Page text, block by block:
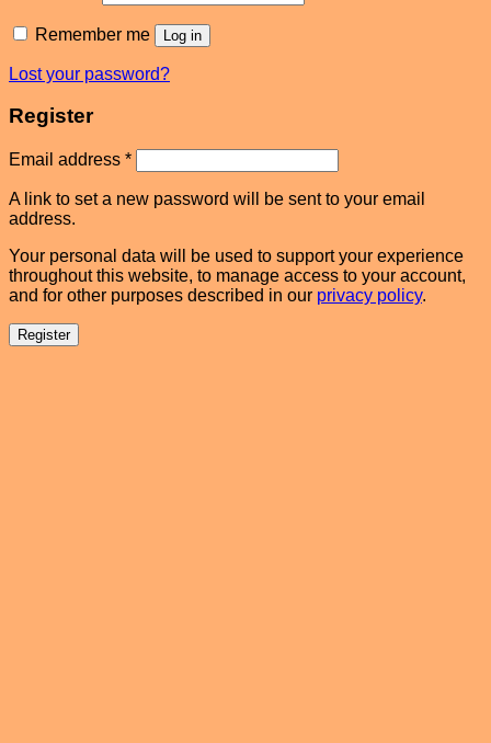
Remember me Log in
Lost your password?
Register
Email address *
A link to set a new password will be sent to your email
address.
Your personal data will be used to support your experience
throughout this website, to manage access to your account,
and for other purposes described in our privacy policy.
Register